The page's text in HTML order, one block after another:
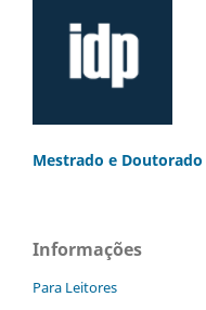
Mestrado e Doutorado
Informações
Para Leitores